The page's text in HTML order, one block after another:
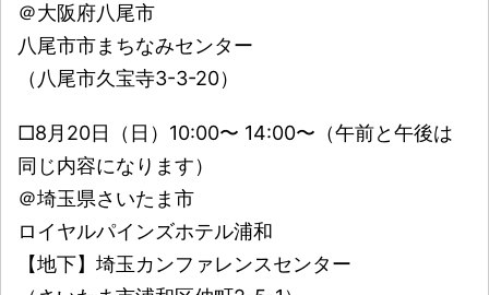
＠大阪府八尾市
八尾市市まちなみセンター
（八尾市久宝寺3-3-20）
□8月20日（日）10:00〜 14:00〜（午前と午後は
同じ内容になります）
＠埼玉県さいたま市
ロイヤルパインズホテル浦和
【地下】埼玉カンファレンスセンター